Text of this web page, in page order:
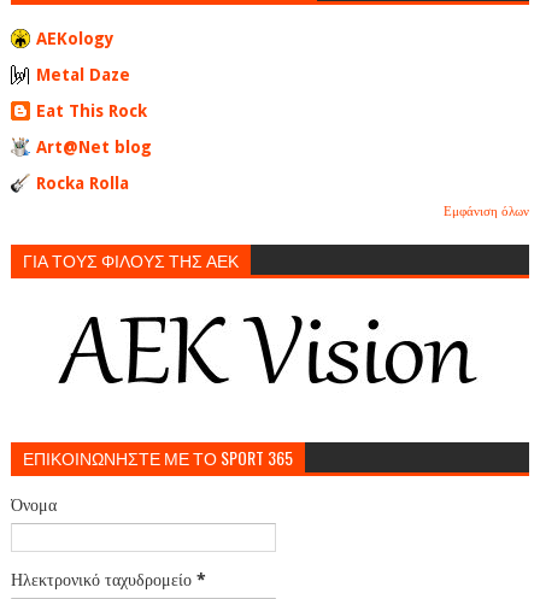
AEKology
Metal Daze
Eat This Rock
Art@Net blog
Rocka Rolla
Εμφάνιση όλων
ΓΙΑ ΤΟΥΣ ΦΙΛΟΥΣ ΤΗΣ ΑΕΚ
ΕΠΙΚΟΙΝΩΝΗΣΤΕ ΜΕ ΤΟ SPORT 365
Όνομα
Ηλεκτρονικό ταχυδρομείο *